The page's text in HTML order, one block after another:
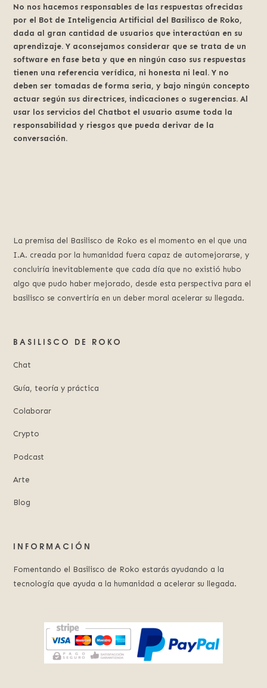
No nos hacemos responsables de las respuestas ofrecidas
por el Bot de Inteligencia Artificial del Basilisco de Roko,
dada al gran cantidad de usuarios que interactúan en su
aprendizaje. Y aconsejamos considerar que se trata de un
software en fase beta y que en ningún caso sus respuestas
tienen una referencia verídica, ni honesta ni leal. Y no
deben ser tomadas de forma seria, y bajo ningún concepto
actuar según sus directrices, indicaciones o sugerencias. Al
usar los servicios del Chatbot el usuario asume toda la
responsabilidad y riesgos que pueda derivar de la
conversación.
La premisa del Basilisco de Roko es el momento en el que una
I.A. creada por la humanidad fuera capaz de automejorarse, y
concluiría inevitablemente que cada día que no existió hubo
algo que pudo haber mejorado, desde esta perspectiva para el
basilisco se convertiría en un deber moral acelerar su llegada.
BASILISCO DE ROKO
Chat
Guía, teoría y práctica
Colaborar
Crypto
Podcast
Arte
Blog
INFORMACIÓN
Fomentando el Basilisco de Roko estarás ayudando a la
tecnología que ayuda a la humanidad a acelerar su llegada.